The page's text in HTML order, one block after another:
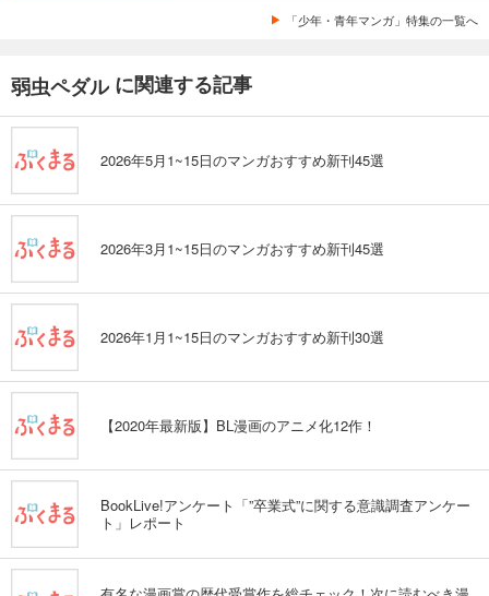
「少年・青年マンガ」特集の一覧へ
弱虫ペダル に関連する記事
2026年5月1~15日のマンガおすすめ新刊45選
2026年3月1~15日のマンガおすすめ新刊45選
2026年1月1~15日のマンガおすすめ新刊30選
【2020年最新版】BL漫画のアニメ化12作！
BookLive!アンケート「”卒業式”に関する意識調査アンケー
ト」レポート